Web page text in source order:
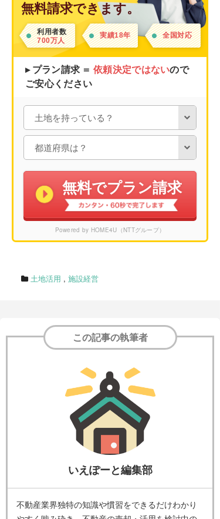
無料請求できます。
利用者数
700万人
実績18年 全国対応
▸ プラン請求 ＝ 依頼決定ではないので
ご安心ください
無料でプラン請求
Powered by HOME4U（NTTグループ）
土地活用 , 施設経営
この記事の執筆者
いえぽーと編集部
不動産業界独特の知識や慣習をできるだけわかり